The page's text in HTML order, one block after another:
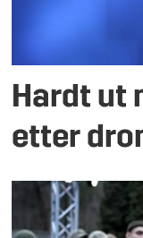
Hardt ut
etter